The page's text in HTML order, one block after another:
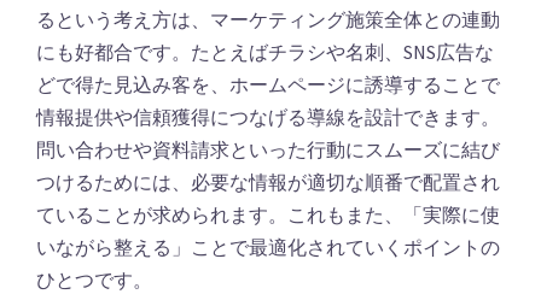
るという考え方は、マーケティング施策全体との連動
にも好都合です。たとえばチラシや名刺、SNS広告な
どで得た見込み客を、ホームページに誘導することで
情報提供や信頼獲得につなげる導線を設計できます。
問い合わせや資料請求といった行動にスムーズに結び
つけるためには、必要な情報が適切な順番で配置され
ていることが求められます。これもまた、「実際に使
いながら整える」ことで最適化されていくポイントの
ひとつです。